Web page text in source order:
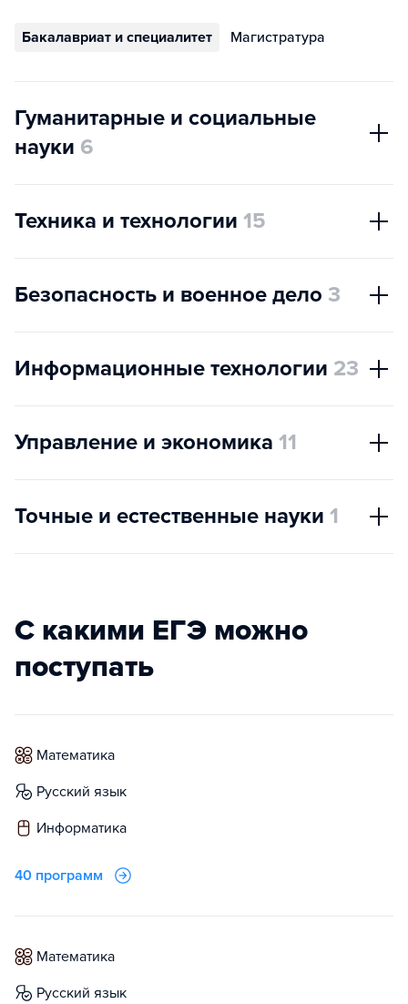
Бакалавриат и специалитет Магистратура
Гуманитарные и социальные
науки 6
Техника и технологии 15
Безопасность и военное дело 3
Информационные технологии 23
Управление и экономика 11
Точные и естественные науки 1
С какими ЕГЭ можно
поступать
математика
русский язык
информатика
40 программ
математика
русский язык